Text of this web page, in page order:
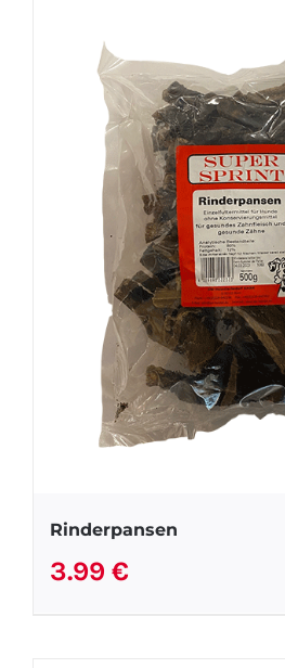
Rinderpansen
3.99 €